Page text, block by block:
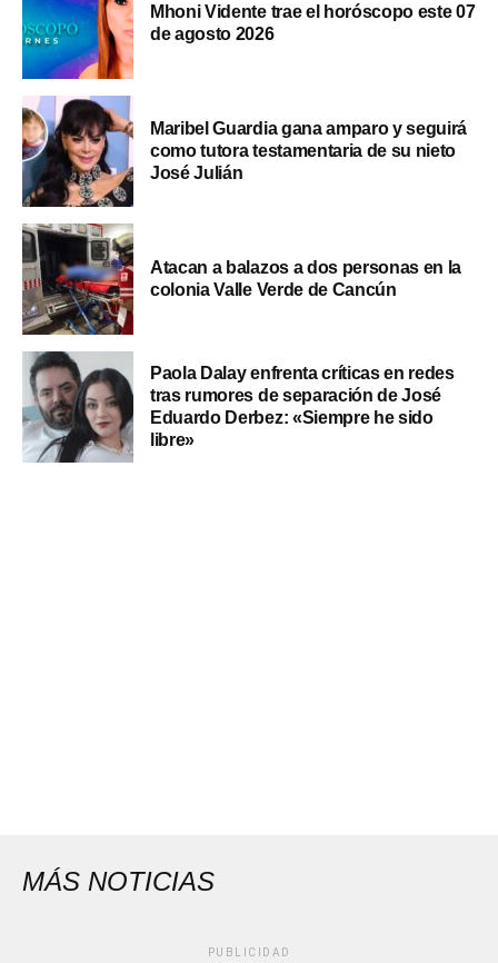
Mhoni Vidente trae el horóscopo este 07
de agosto 2026
Maribel Guardia gana amparo y seguirá
como tutora testamentaria de su nieto
José Julián
Atacan a balazos a dos personas en la
colonia Valle Verde de Cancún
Paola Dalay enfrenta críticas en redes
tras rumores de separación de José
Eduardo Derbez: «Siempre he sido
libre»
MÁS NOTICIAS
PUBLICIDAD